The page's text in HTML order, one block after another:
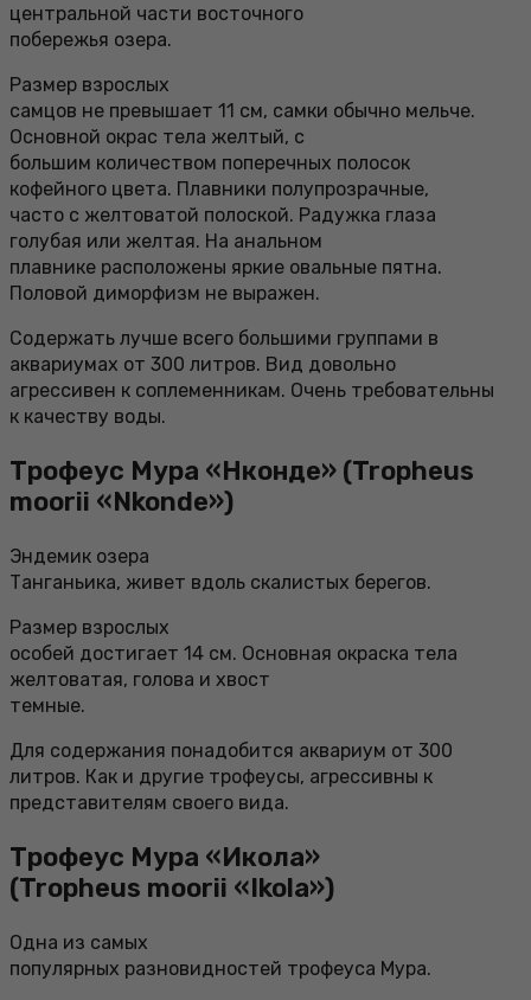
центральной части восточного
побережья озера.
Размер взрослых
самцов не превышает 11 см, самки обычно мельче.
Основной окрас тела желтый, с
большим количеством поперечных полосок
кофейного цвета. Плавники полупрозрачные,
часто с желтоватой полоской. Радужка глаза
голубая или желтая. На анальном
плавнике расположены яркие овальные пятна.
Половой диморфизм не выражен.
Содержать лучше всего большими группами в
аквариумах от 300 литров. Вид довольно
агрессивен к соплеменникам. Очень требовательны
к качеству воды.
Трофеус Мура «Нконде» (Tropheus
moorii «Nkonde»)
Эндемик озера
Танганьика, живет вдоль скалистых берегов.
Размер взрослых
особей достигает 14 см. Основная окраска тела
желтоватая, голова и хвост
темные.
Для содержания понадобится аквариум от 300
литров. Как и другие трофеусы, агрессивны к
представителям своего вида.
Трофеус Мура «Икола»
(Tropheus moorii «Ikola»)
Одна из самых
популярных разновидностей трофеуса Мура.